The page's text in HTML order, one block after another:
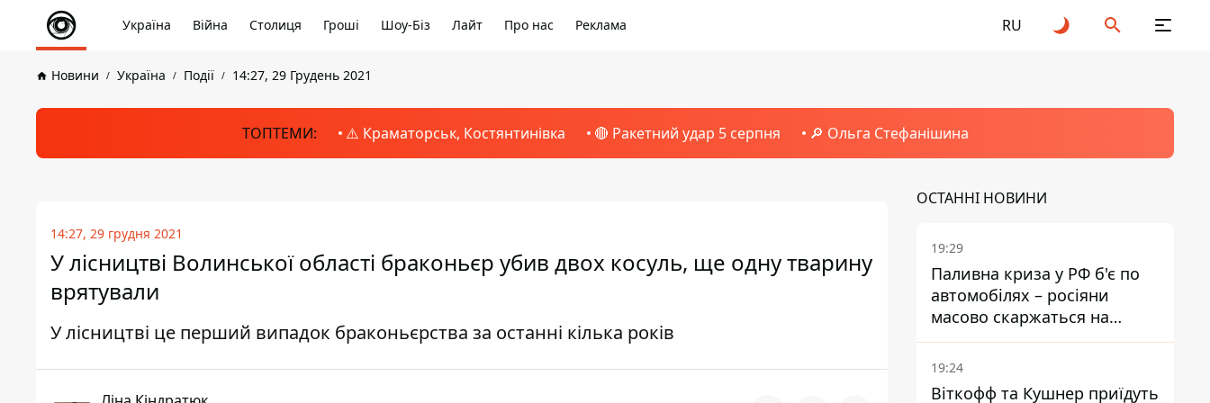
Україна Війна Столиця Гроші Шоу-Біз Лайт Про нас Реклама RU
Новини Україна Події 14:27, 29 Грудень 2021
ТОПТЕМИ: ⚠️ Краматорськ, Костянтинівка 🔴 Ракетний удар 5 серпня 🔎 Ольга Стефанішина
14:27, 29 грудня 2021
У лісництві Волинської області браконьєр убив двох косуль, ще одну тварину
врятували
У лісництві це перший випадок браконьєрства за останні кілька років
ОСТАННІ НОВИНИ
19:29
Паливна криза у РФ б'є по
автомобілях – росіяни
масово скаржаться на
поломки через неякісний
бензин
19:24
Віткофф та Кушнер приїдуть